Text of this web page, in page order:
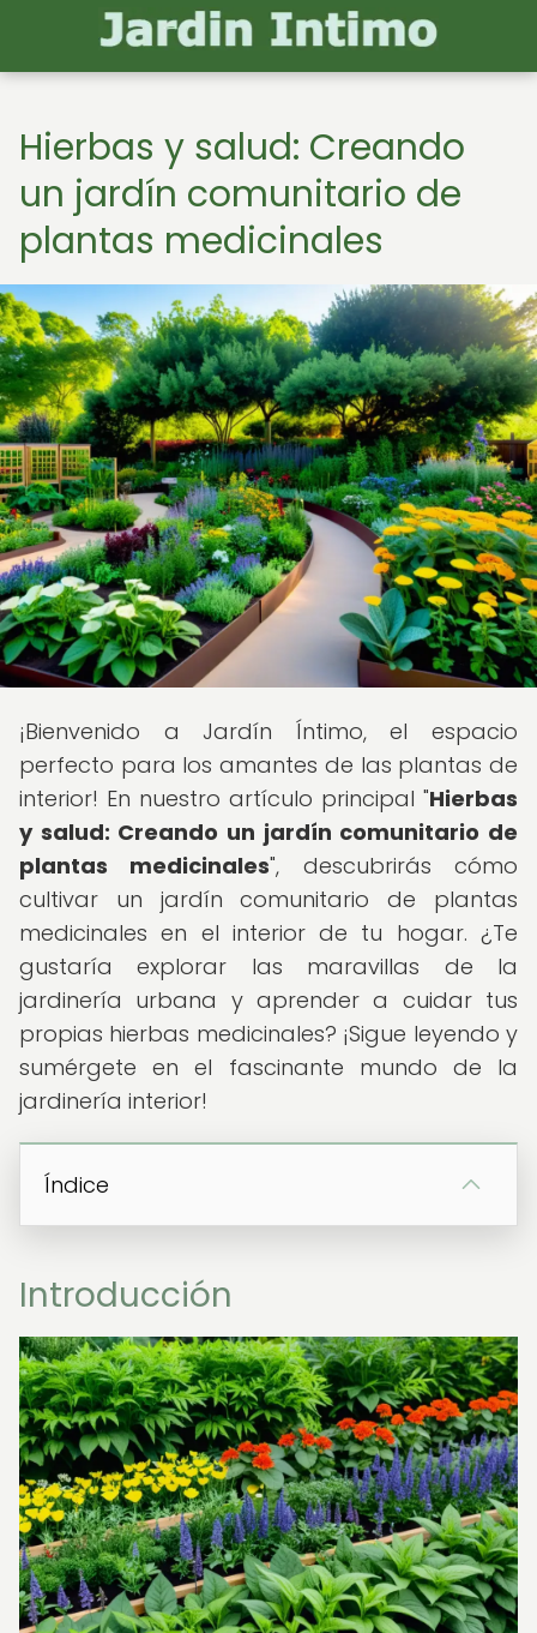
Hierbas y salud: Creando
un jardín comunitario de
plantas medicinales
¡Bienvenido a Jardín Íntimo, el espacio
perfecto para los amantes de las plantas de
interior! En nuestro artículo principal "Hierbas
y salud: Creando un jardín comunitario de
plantas medicinales", descubrirás cómo
cultivar un jardín comunitario de plantas
medicinales en el interior de tu hogar. ¿Te
gustaría explorar las maravillas de la
jardinería urbana y aprender a cuidar tus
propias hierbas medicinales? ¡Sigue leyendo y
sumérgete en el fascinante mundo de la
jardinería interior!
Índice
Introducción